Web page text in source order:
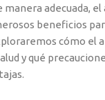
manera adecuada,
beneficios
cómo el
y qué